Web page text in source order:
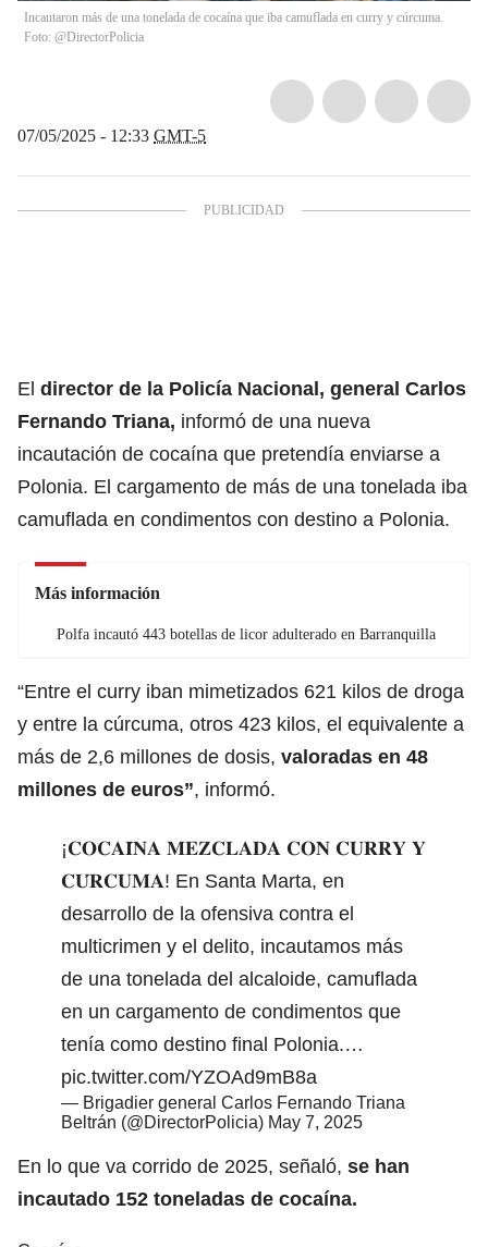
Incautaron más de una tonelada de cocaína que iba camuflada en curry y cúrcuma.
Foto: @DirectorPolicia
07/05/2025 - 12:33 GMT-5
El director de la Policía Nacional, general Carlos
Fernando Triana, informó de una nueva
incautación de cocaína que pretendía enviarse a
Polonia. El cargamento de más de una tonelada iba
camuflada en condimentos con destino a Polonia.
Más información
Polfa incautó 443 botellas de licor adulterado en Barranquilla
“Entre el curry iban mimetizados 621 kilos de droga
y entre la cúrcuma, otros 423 kilos, el equivalente a
más de 2,6 millones de dosis, valoradas en 48
millones de euros”, informó.
¡𝐂𝐎𝐂𝐀𝐈́𝐍𝐀 𝐌𝐄𝐙𝐂𝐋𝐀𝐃𝐀 𝐂𝐎𝐍 𝐂𝐔𝐑𝐑𝐘 𝐘
𝐂𝐔́𝐑𝐂𝐔𝐌𝐀! En Santa Marta, en
desarrollo de la ofensiva contra el
multicrimen y el delito, incautamos más
de una tonelada del alcaloide, camuflada
en un cargamento de condimentos que
tenía como destino final Polonia.…
pic.twitter.com/YZOAd9mB8a
— Brigadier general Carlos Fernando Triana
Beltrán (@DirectorPolicia) May 7, 2025
En lo que va corrido de 2025, señaló, se han
incautado 152 toneladas de cocaína.